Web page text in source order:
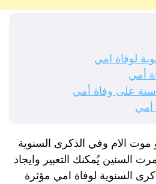
لوفاة امي
أمي
سنة على وفاة أمي
أمي
الام وفي الذكرى السنوية
مرت السنين يُمكنك التعبير وايجاد
السنوية لوفاة امي مؤثرة